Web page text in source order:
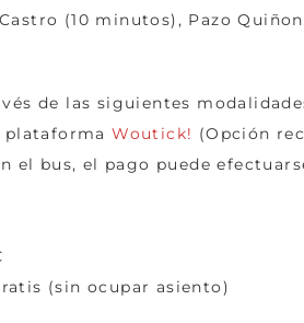
(10 minutos), Pazo
de las siguientes
plataformaWoutick! (Opción
el bus, el pago puede
(sin ocupar asiento)